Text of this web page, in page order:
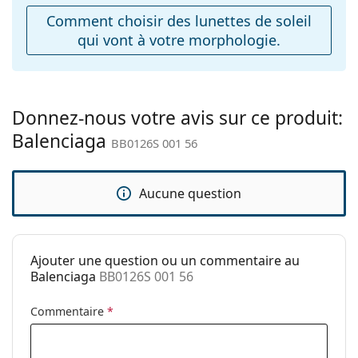
ajustables:
ressort:
Non
Étui:
Oui
Tissu de
Oui
Catégorie:
Lunettes de soleil
Marque:
Balenciaga
Utilisation:
Code:
Comment choisir des lunettes de soleil
qui vont à votre morphologie.
Donnez-nous votre avis sur ce produit:
Balenciaga BB0126S 001 56
Aucune question
Ajouter une question ou un commentaire au
Balenciaga BB0126S 001 56
Commentaire *